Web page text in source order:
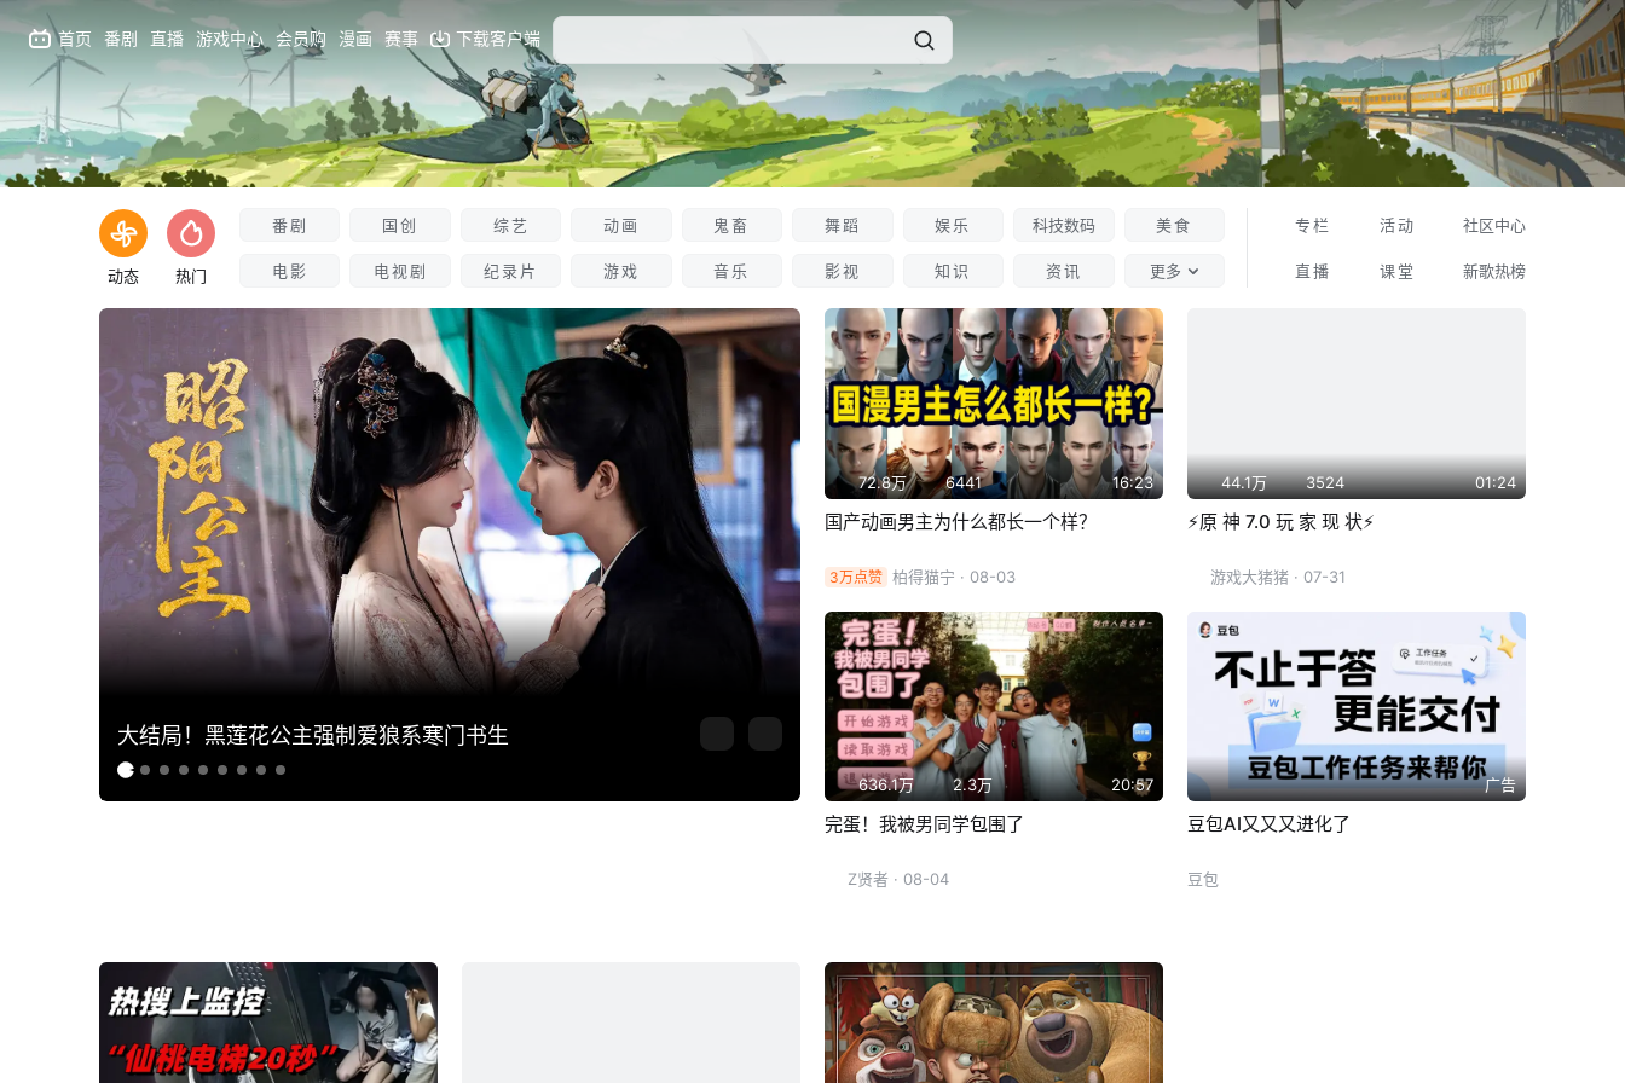
首页 番剧 直播 游戏中心 会员购 漫画 赛事 下载客户端
动态 热门
番剧
电影
国创
电视剧
综艺
纪录片
动画
游戏
鬼畜
音乐
舞蹈
影视
娱乐
知识
科技数码
资讯
美食
更多
专栏
直播
活动
课堂
社区中心
新歌热榜
大结局！黑莲花公主强制爱狼系寒门书生
72.8万 6441 16:23
国产动画男主为什么都长一个样？
3万点赞 柏得猫宁 · 08-03
44.1万 3524 01:24
⚡原 神 7.0 玩 家 现 状⚡
游戏大猪猪 · 07-31
636.1万 2.3万 20:57
完蛋！我被男同学包围了
Z贤者 · 08-04
广告
豆包AI又又又进化了
豆包